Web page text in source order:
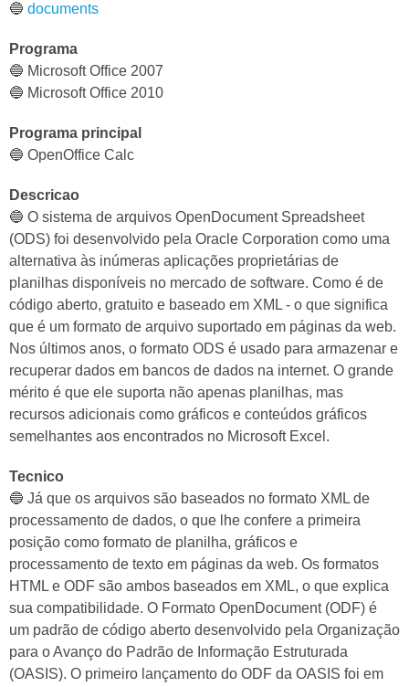
🔵 documents
Programa
🔵 Microsoft Office 2007
🔵 Microsoft Office 2010
Programa principal
🔵 OpenOffice Calc
Descricao
🔵 O sistema de arquivos OpenDocument Spreadsheet
(ODS) foi desenvolvido pela Oracle Corporation como uma
alternativa às inúmeras aplicações proprietárias de
planilhas disponíveis no mercado de software. Como é de
código aberto, gratuito e baseado em XML - o que significa
que é um formato de arquivo suportado em páginas da web.
Nos últimos anos, o formato ODS é usado para armazenar e
recuperar dados em bancos de dados na internet. O grande
mérito é que ele suporta não apenas planilhas, mas
recursos adicionais como gráficos e conteúdos gráficos
semelhantes aos encontrados no Microsoft Excel.
Tecnico
🔵 Já que os arquivos são baseados no formato XML de
processamento de dados, o que lhe confere a primeira
posição como formato de planilha, gráficos e
processamento de texto em páginas da web. Os formatos
HTML e ODF são ambos baseados em XML, o que explica
sua compatibilidade. O Formato OpenDocument (ODF) é
um padrão de código aberto desenvolvido pela Organização
para o Avanço do Padrão de Informação Estruturada
(OASIS). O primeiro lançamento do ODF da OASIS foi em